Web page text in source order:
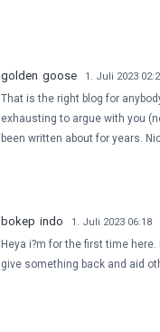
golden goose 1. Juli 2023
That is the right blog for
exhausting to argue with you
been written about for years.
bokep indo 1. Juli 2023 06:18
Heya i?m for the first time
give something back and aid